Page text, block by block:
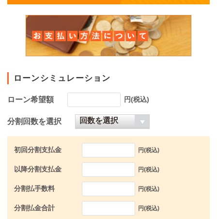
ローンシミュレーション
ローン希望額 円(税込)
分割回数を選択
初回分割支払金 円(税込)
以降分割支払金 円(税込)
分割払手数料 円(税込)
分割払金合計 円(税込)